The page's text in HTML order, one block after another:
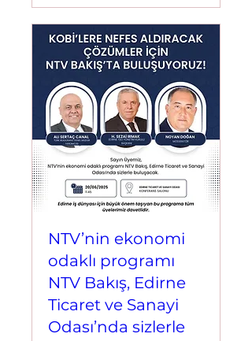
NTV’nin ekonomi
odaklı programı
NTV Bakış, Edirne
Ticaret ve Sanayi
Odası’nda sizlerle